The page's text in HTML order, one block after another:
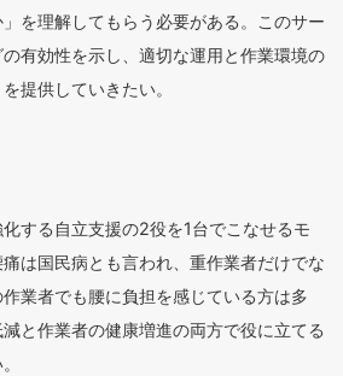
を理解してもらう必要がある。このサー
有効性を示し、適切な運用と作業環境の
提供していきたい。
する自立支援の2役を1台でこなせるモ
は国民病とも言われ、重作業者だけでな
業者でも腰に負担を感じている方は多
と作業者の健康増進の両方で役に立てる